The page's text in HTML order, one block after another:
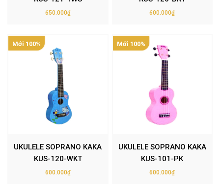
650.000₫ 600.000₫
Mới 100%
UKULELE SOPRANO KAKA
KUS-120-WKT
600.000₫
Mới 100%
UKULELE SOPRANO KAKA
KUS-101-PK
600.000₫